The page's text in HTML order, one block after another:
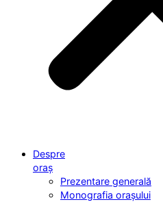
Despre
oraș
Prezentare generală
Monografia orașului